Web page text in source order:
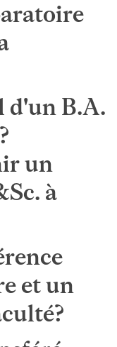
d'un B.A.
un
à
et un